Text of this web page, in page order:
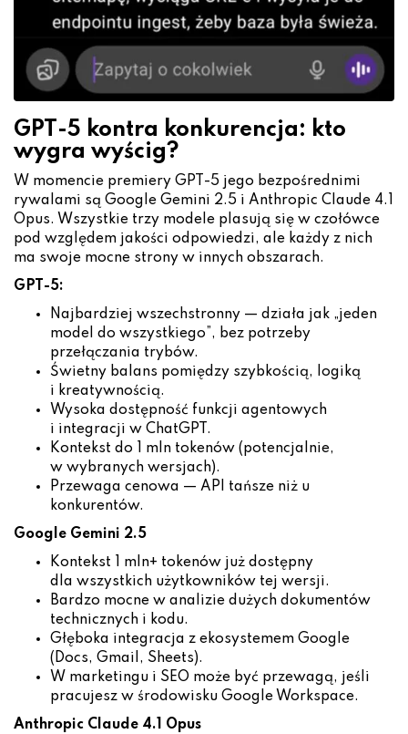
GPT-5 kontra konkurencja: kto
wygra wyścig?
W momencie premiery GPT-5 jego bezpośrednimi
rywalami są Google Gemini 2.5 i Anthropic Claude 4.1
Opus. Wszystkie trzy modele plasują się w czołówce
pod względem jakości odpowiedzi, ale każdy z nich
ma swoje mocne strony w innych obszarach.
GPT-5:
Najbardziej wszechstronny — działa jak „jeden
model do wszystkiego”, bez potrzeby
przełączania trybów.
Świetny balans pomiędzy szybkością, logiką
i kreatywnością.
Wysoka dostępność funkcji agentowych
i integracji w ChatGPT.
Kontekst do 1 mln tokenów (potencjalnie,
w wybranych wersjach).
Przewaga cenowa — API tańsze niż u
konkurentów.
Google Gemini 2.5
Kontekst 1 mln+ tokenów już dostępny
dla wszystkich użytkowników tej wersji.
Bardzo mocne w analizie dużych dokumentów
technicznych i kodu.
Głęboka integracja z ekosystemem Google
(Docs, Gmail, Sheets).
W marketingu i SEO może być przewagą, jeśli
pracujesz w środowisku Google Workspace.
Anthropic Claude 4.1 Opus